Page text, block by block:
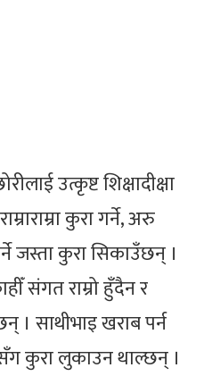
उत्कृष्ट शिक्षादीक्षा
कुरा गर्ने, अरु
जस्ता कुरा सिकाउँछन् ।
संगत राम्रो हुँदैन र
। साथीभाइ खराब पर्न
कुरा लुकाउन थाल्छन् ।